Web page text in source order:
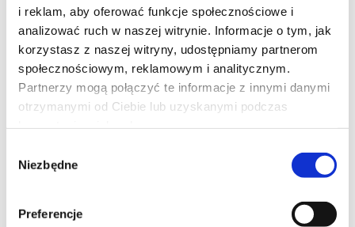
i reklam, aby oferować funkcje społecznościowe i
analizować ruch w naszej witrynie. Informacje o tym, jak
korzystasz z naszej witryny, udostępniamy partnerom
społecznościowym, reklamowym i analitycznym.
Partnerzy mogą połączyć te informacje z innymi danymi
otrzymanymi od Ciebie lub uzyskanymi podczas
zgody
Niezbędne
Preferencje
Sprawiedliwość owiec
George Hardy (Hugh Jackman) to pasterz, który kocha swoje owce
i hoduje je wyłącznie dla wełny. Każdej nocy czyta im na głos
tylko je rozumieją, ale także godzinami dyskutują o tym, kto jest
sprawcą zbrodni.